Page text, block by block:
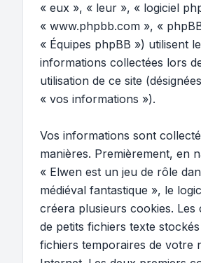
« eux », « leur », « logiciel
« www.phpbb.com », «
« Équipes phpBB ») utilisent
informations collectées lors
utilisation de ce site
« vos informations »).
Vos informations sont
manières. Premièrement, en
« Elwen est un jeu de rôle
médiéval fantastique », le
créera plusieurs cookies. Les
de petits fichiers texte
fichiers temporaires de votre